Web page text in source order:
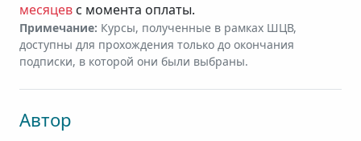
месяцев с момента оплаты.
Примечание: Курсы, полученные в рамках ШЦВ,
доступны для прохождения только до окончания
подписки, в которой они были выбраны.
Автор